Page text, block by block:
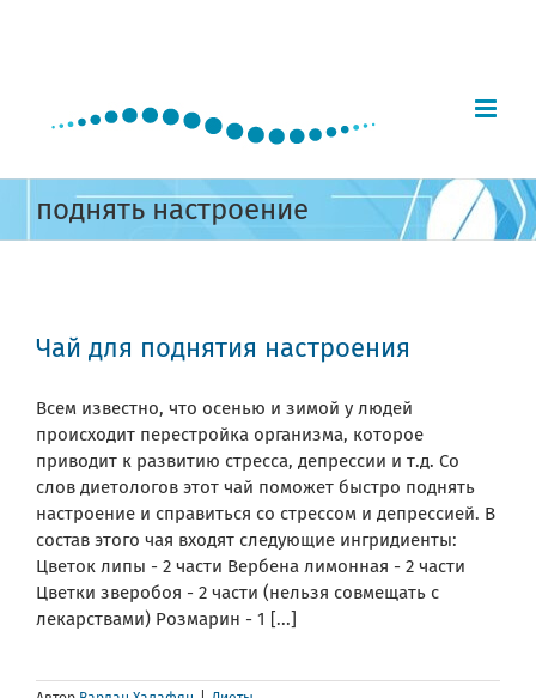
поднять настроение
Чай для поднятия настроения
Всем известно, что осенью и зимой у людей
происходит перестройка организма, которое
приводит к развитию стресса, депрессии и т.д. Со
слов диетологов этот чай поможет быстро поднять
настроение и справиться со стрессом и депрессией. В
состав этого чая входят следующие ингридиенты:
Цветок липы - 2 части Вербена лимонная - 2 части
Цветки зверобоя - 2 части (нельзя совмещать с
лекарствами) Розмарин - 1 [...]